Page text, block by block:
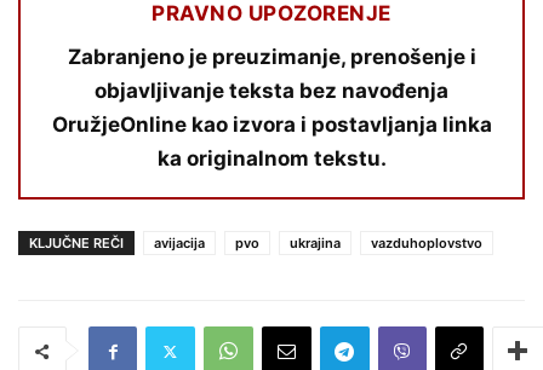
PRAVNO UPOZORENJE
Zabranjeno je preuzimanje, prenošenje i
objavljivanje teksta bez navođenja
OružjeOnline kao izvora i postavljanja linka
ka originalnom tekstu.
KLJUČNE REČI avijacija pvo ukrajina vazduhoplovstvo